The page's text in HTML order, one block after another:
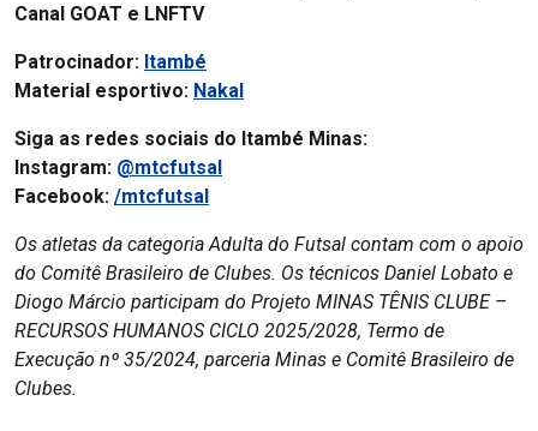
Canal GOAT e LNFTV
Patrocinador: Itambé
Material esportivo: Nakal
Siga as redes sociais do Itambé Minas:
Instagram: @mtcfutsal
Facebook: /mtcfutsal
Os atletas da categoria Adulta do Futsal contam com o apoio
do Comitê Brasileiro de Clubes. Os técnicos Daniel Lobato e
Diogo Márcio participam do Projeto MINAS TÊNIS CLUBE –
RECURSOS HUMANOS CICLO 2025/2028, Termo de
Execução nº 35/2024, parceria Minas e Comitê Brasileiro de
Clubes.